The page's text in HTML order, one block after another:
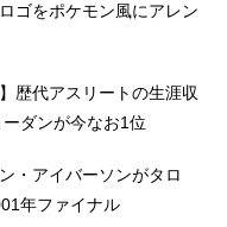
ゴをポケモン風にアレン
歴代アスリートの生涯収
ダンが今なお1位
・アイバーソンがタロ
年ファイナル